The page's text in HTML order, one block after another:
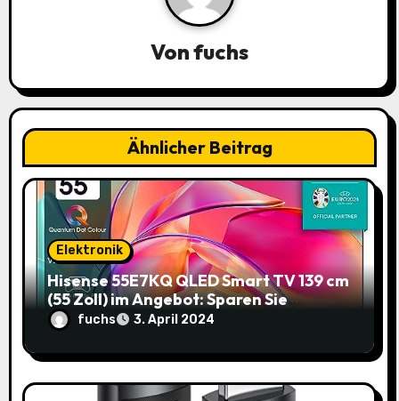
i
g
a
t
o
Vonfuchs
Ähnlicher Beitrag
Elektronik
Hisense 55E7KQ QLED Smart TV 139 cm
(55 Zoll) im Angebot: Sparen Sie
145,85€!
fuchs 3. April 2024